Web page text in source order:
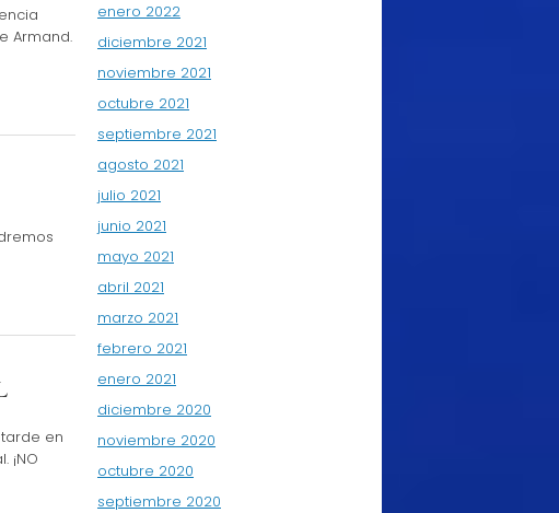
Armand.
en
¡NO
enero 2022
diciembre 2021
noviembre 2021
octubre 2021
septiembre 2021
agosto 2021
julio 2021
junio 2021
mayo 2021
abril 2021
marzo 2021
febrero 2021
enero 2021
diciembre 2020
noviembre 2020
octubre 2020
septiembre 2020